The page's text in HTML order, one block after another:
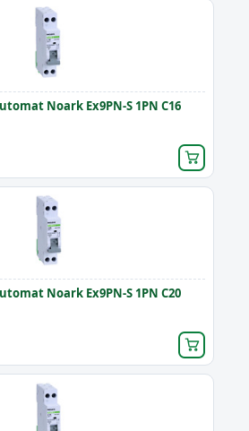
Noark Ex9PN-S 1PN C16
Noark Ex9PN-S 1PN C20